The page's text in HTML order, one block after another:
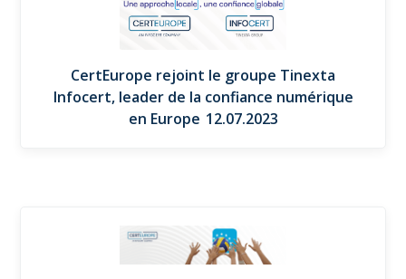
CertEurope rejoint le groupe Tinexta
Infocert, leader de la confiance numérique
en Europe 12.07.2023